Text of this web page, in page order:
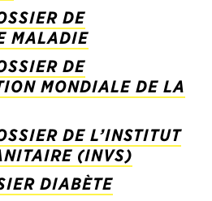
DE
MALADIE
DE
MONDIALE DE LA
DE L’INSTITUT
(INVS)
DIABÈTE